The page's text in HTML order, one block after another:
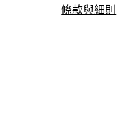
條款與細則